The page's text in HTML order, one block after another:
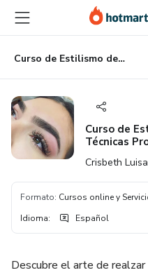
principal
página
de
página
Curso de Estilismo de Pestañas y Cejas: Técnicas Profesionales en Casa
Curso de
Técnicas
Crisbeth
Formato: Cursos online y
Idioma: Español
Descubre el arte de